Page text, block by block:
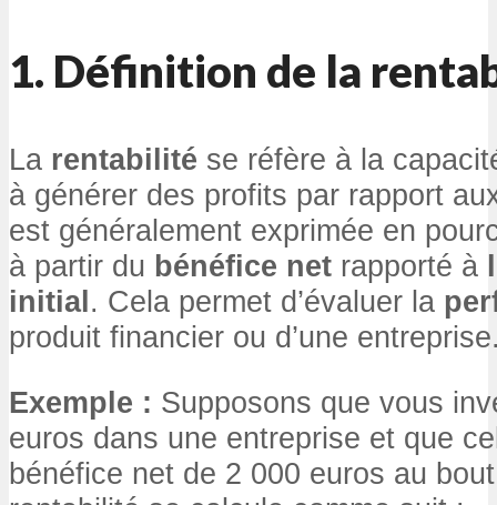
1. Définition de la
La rentabilité se réfère à la
à générer des profits par rapport
est généralement exprimée en
à partir du bénéfice net rapporté à
initial. Cela permet d’évaluer la
produit financier ou d’une
Exemple : Supposons que vous
euros dans une entreprise et que
bénéfice net de 2 000 euros au